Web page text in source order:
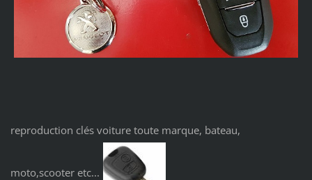
reproduction clés voiture toute marque, bateau,
moto,scooter etc...